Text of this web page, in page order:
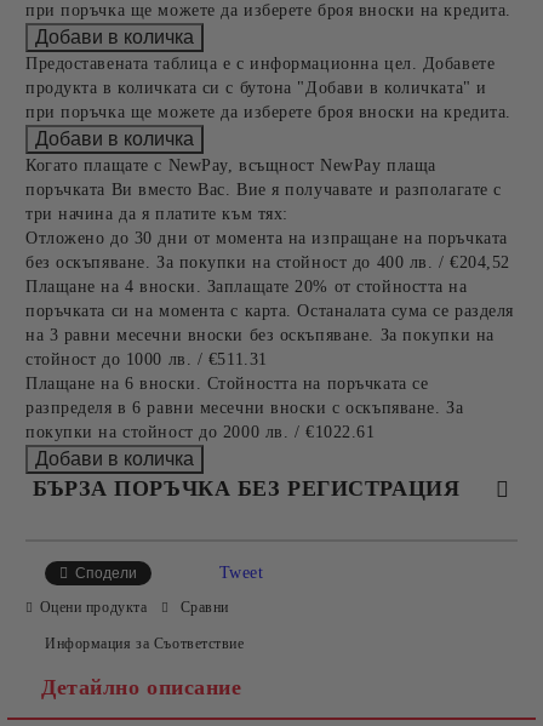
при поръчка ще можете да изберете броя вноски на кредита.
Предоставената таблица е с информационна цел. Добавете
продукта в количката си с бутона "Добави в количката" и
при поръчка ще можете да изберете броя вноски на кредита.
Когато плащате с NewPay, всъщност NewPay плаща
поръчката Ви вместо Вас. Вие я получавате и разполагате с
три начина да я платите към тях:
Отложено до 30 дни от момента на изпращане на поръчката
без оскъпяване. За покупки на стойност до 400 лв. / €204,52
Плащане на 4 вноски. Заплащате 20% от стойността на
поръчката си на момента с карта. Останалата сума се разделя
на 3 равни месечни вноски без оскъпяване. За покупки на
стойност до 1000 лв. / €511.31
Плащане на 6 вноски. Стойността на поръчката се
разпределя в 6 равни месечни вноски с оскъпяване. За
покупки на стойност до 2000 лв. / €1022.61
БЪРЗА ПОРЪЧКА БЕЗ РЕГИСТРАЦИЯ
Сподели
Tweet
Оцени продукта Сравни
Информация за Съответствие
Детайлно описание